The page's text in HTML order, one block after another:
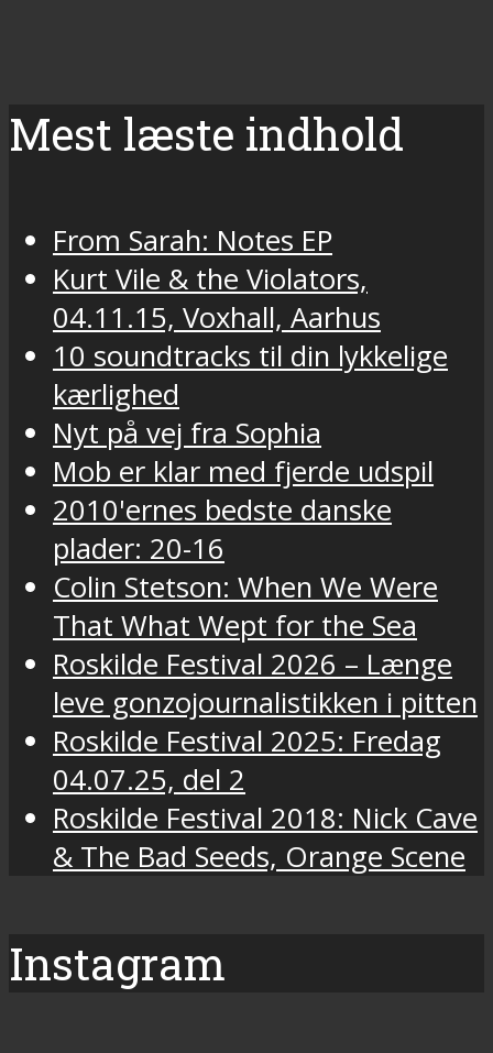
Mest læste indhold
From Sarah: Notes EP
Kurt Vile & the Violators,
04.11.15, Voxhall, Aarhus
10 soundtracks til din lykkelige
kærlighed
Nyt på vej fra Sophia
Mob er klar med fjerde udspil
2010'ernes bedste danske
plader: 20-16
Colin Stetson: When We Were
That What Wept for the Sea
Roskilde Festival 2026 – Længe
leve gonzojournalistikken i pitten
Roskilde Festival 2025: Fredag
04.07.25, del 2
Roskilde Festival 2018: Nick Cave
& The Bad Seeds, Orange Scene
Instagram